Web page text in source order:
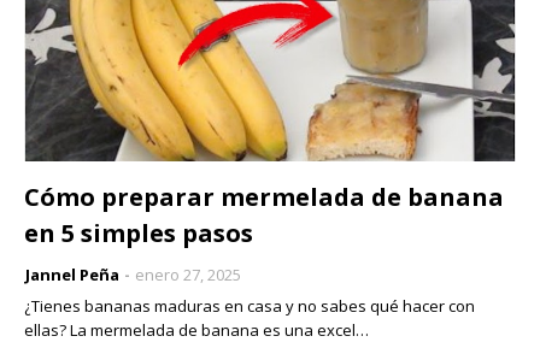
Cómo preparar mermelada de banana
en 5 simples pasos
Jannel Peña
enero 27, 2025
¿Tienes bananas maduras en casa y no sabes qué hacer con
ellas? La mermelada de banana es una excel…